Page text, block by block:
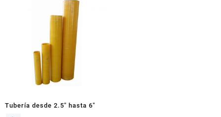
Tubería desde 2.5″ hasta 6″